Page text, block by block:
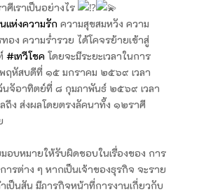
ศีเราเป็นอย่างไร
แห่งความรักความสุขสมหวัง ความ
อง ความร่ำรวย ได้โคจรย้ายเข้าสู่
#เทวีโชคโดยจะมีระยะเวลาในการ
ฤหัสบดีที่ ๑๕ มกราคม ๒๕๖๙ เวลา
จัอาทิตย์ที่ ๘ กุมภาพันธ์ ๒๕๖๙ เวลา
ง ส่งผลโดยตรงลัคนาทั้ง ๑๒ราศี
อบหมายให้รับผิดชอบในเรื่องของ การ
รต่าง ๆ หากเป็นเจ้าของธุรกิจ จะราย
เป็นสัน มีภารกิจหน้าที่การงานเกี่ยวกับ